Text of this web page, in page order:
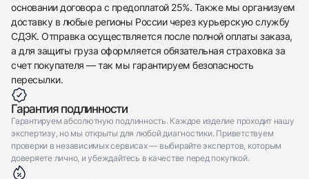
основании договора с предоплатой 25%. Также мы организуем
доставку в любые регионы России через курьерскую службу
СДЭК. Отправка осуществляется после полной оплаты заказа,
а для защиты груза оформляется обязательная страховка за
счет покупателя — так мы гарантируем безопасность
пересылки.
Гарантия подлинности
Гарантируем абсолютную подлинность. Каждое изделие проходит нашу
экспертизу, но мы открыты для любой диагностики. Приветствуем
проверки в независимых сервисах — выбирайте экспертов, которым
доверяете лично, и убеждайтесь в качестве перед покупкой.